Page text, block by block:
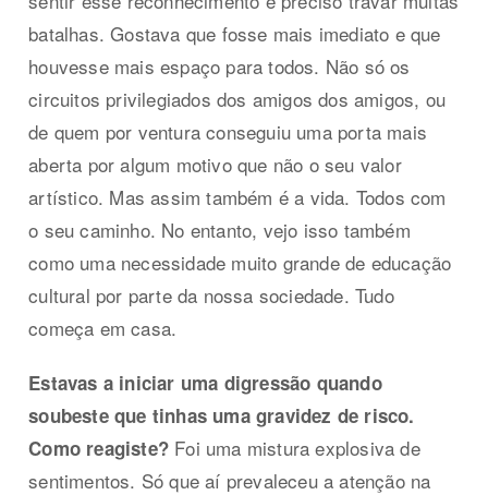
batalhas. Gostava que fosse mais imediato e que
houvesse mais espaço para todos. Não só os
circuitos privilegiados dos amigos dos amigos, ou
de quem por ventura conseguiu uma porta mais
aberta por algum motivo que não o seu valor
artístico. Mas assim também é a vida. Todos com
o seu caminho. No entanto, vejo isso também
como uma necessidade muito grande de educação
cultural por parte da nossa sociedade. Tudo
começa em casa.
Estavas a iniciar uma digressão quando
soubeste que tinhas uma gravidez de risco.
Como reagiste? Foi uma mistura explosiva de
sentimentos. Só que aí prevaleceu a atenção na